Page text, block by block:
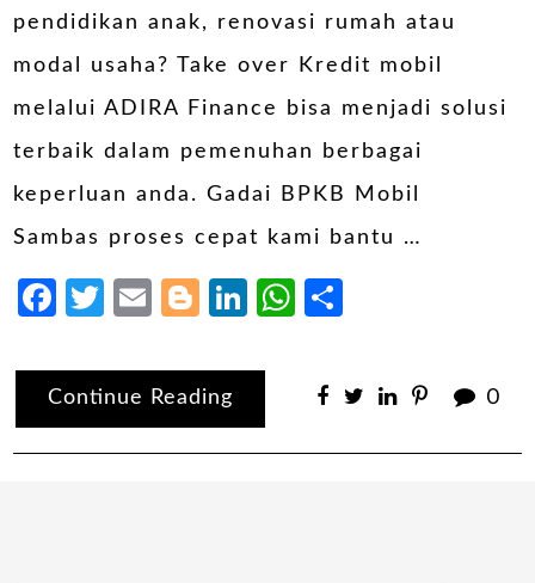
pendidikan anak, renovasi rumah atau
modal usaha? Take over Kredit mobil
melalui ADIRA Finance bisa menjadi solusi
terbaik dalam pemenuhan berbagai
keperluan anda. Gadai BPKB Mobil
Sambas proses cepat kami bantu …
Facebook
Twitter
EmailBlogger
LinkedIn
WhatsApp
Continue Reading 0